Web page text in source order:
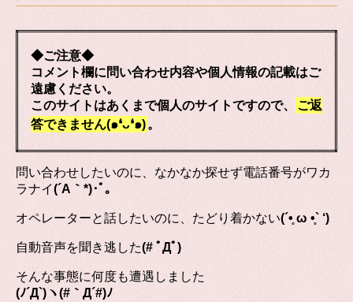
◆ご注意◆
コメント欄に問い合わせ内容や個人情報の記載はご
遠慮ください。
このサイトはあくまで個人のサイトですので、
ご返
答できません(๑❛ᴗ❛๑)。
問い合わせしたいのに、なかなか探せず電話番号がワカ
ラナイ(´A｀*)･ﾟ｡
オペレーターと話したいのに、たどり着かない(´•̥ ω •̥` ‘)
自動音声を聞き逃した(# ﾟДﾟ)
そんな事態に何度も遭遇しました
(ﾉ´Д`)ヽ(#｀Д´#)ﾉ